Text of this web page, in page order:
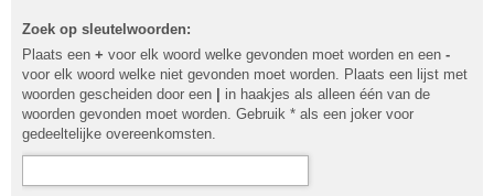
Zoek op sleutelwoorden:
Plaats een + voor elk woord welke gevonden moet worden en een -
voor elk woord welke niet gevonden moet worden. Plaats een lijst met
woorden gescheiden door een
in haakjes als alleen één van de
woorden gevonden moet worden. Gebruik * als een joker voor
gedeeltelijke overeenkomsten.